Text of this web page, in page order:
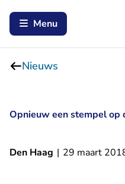
Menu
Nieuws
Opnieuw een stempel
Den Haag | 29 maart